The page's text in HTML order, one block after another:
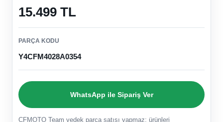
15.499 TL
PARÇA KODU
Y4CFM4028A0354
WhatsApp ile Sipariş Ver
CFMOTO Team yedek parça satışı yapmaz; ürünleri